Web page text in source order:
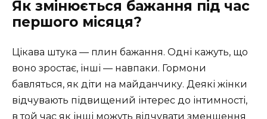
Як змінюється бажання під час
першого місяця?
Цікава штука — плин бажання. Одні кажуть, що
воно зростає, інші — навпаки. Гормони
бавляться, як діти на майданчику. Деякі жінки
відчувають підвищений інтерес до інтимності,
в той час як інші можуть відчувати зменшення